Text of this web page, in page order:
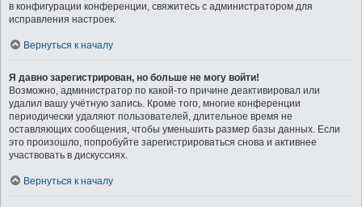
в конфигурации конференции, свяжитесь с администратором для
исправления настроек.
Вернуться к началу
Я давно зарегистрирован, но больше не могу войти!
Возможно, администратор по какой-то причине деактивировал или
удалил вашу учётную запись. Кроме того, многие конференции
периодически удаляют пользователей, длительное время не
оставляющих сообщения, чтобы уменьшить размер базы данных. Если
это произошло, попробуйте зарегистрироваться снова и активнее
участвовать в дискуссиях.
Вернуться к началу